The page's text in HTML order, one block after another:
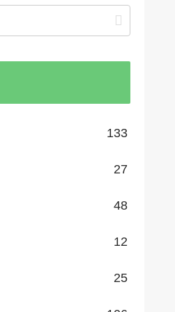
133
27
48
12
25